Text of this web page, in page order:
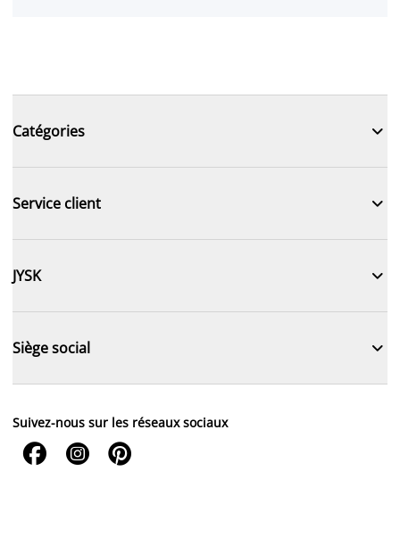
Catégories 
Service client 
JYSK 
Siège social 
Suivez-nous sur les réseaux sociaux
  